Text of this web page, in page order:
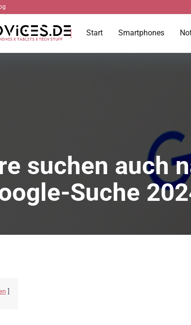
Start Smartphones
suchen auch
Suche